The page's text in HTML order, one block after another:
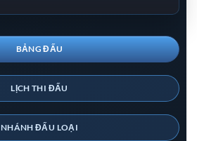
BẢNG ĐẤU
LỊCH THI ĐẤU
NHÁNH ĐẤU LOẠI